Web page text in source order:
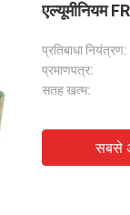
एल्यूमीनियम
प्रतिबाधा नियंत्रण:
प्रमाणपत्र:
सतह खत्म:
सबसे